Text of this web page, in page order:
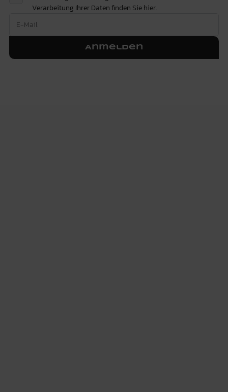
Verarbeitung Ihrer Daten finden Siehier.
Anmelden